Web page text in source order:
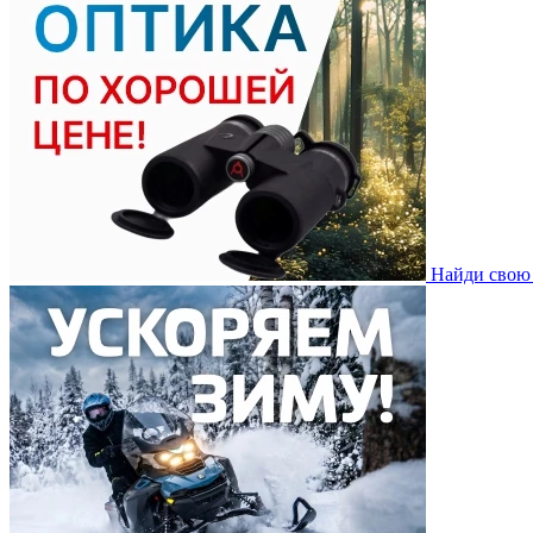
Найди свою